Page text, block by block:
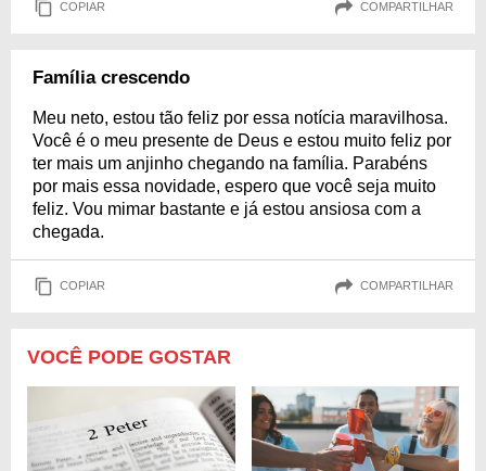
COPIAR COMPARTILHAR
Família crescendo
Meu neto, estou tão feliz por essa notícia maravilhosa.
Você é o meu presente de Deus e estou muito feliz por
ter mais um anjinho chegando na família. Parabéns
por mais essa novidade, espero que você seja muito
feliz. Vou mimar bastante e já estou ansiosa com a
chegada.
COPIAR COMPARTILHAR
VOCÊ PODE GOSTAR